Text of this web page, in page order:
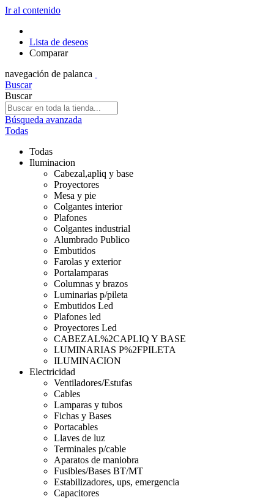
Ir al contenido
Lista de deseos
Comparar
navegación de palanca
Buscar
Buscar
Búsqueda avanzada
Todas
Todas
Iluminacion
Cabezal,apliq y base
Proyectores
Mesa y pie
Colgantes interior
Plafones
Colgantes industrial
Alumbrado Publico
Embutidos
Farolas y exterior
Portalamparas
Columnas y brazos
Luminarias p/pileta
Embutidos Led
Plafones led
Proyectores Led
CABEZAL%2CAPLIQ Y BASE
LUMINARIAS P%2FPILETA
ILUMINACION
Electricidad
Ventiladores/Estufas
Cables
Lamparas y tubos
Fichas y Bases
Portacables
Llaves de luz
Terminales p/cable
Aparatos de maniobra
Fusibles/Bases BT/MT
Estabilizadores, ups, emergencia
Capacitores